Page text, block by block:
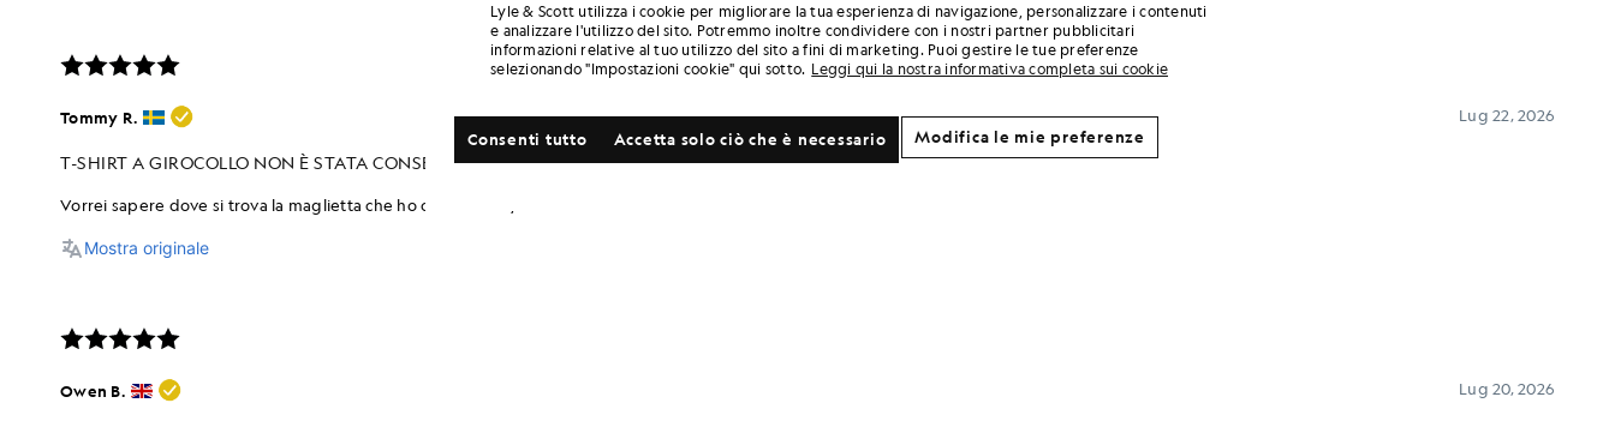
Lyle & Scott utilizza i cookie per migliorare la tua esperienza di navigazione, personalizzare i contenuti
e analizzare l'utilizzo del sito. Potremmo inoltre condividere con i nostri partner pubblicitari
informazioni relative al tuo utilizzo del sito a fini di marketing. Puoi gestire le tue preferenze
selezionando "Impostazioni cookie" qui sotto. Leggi qui la nostra informativa completa sui cookie
Accetta solo ciò che è necessario
Consenti tutto Modifica le mie preferenze